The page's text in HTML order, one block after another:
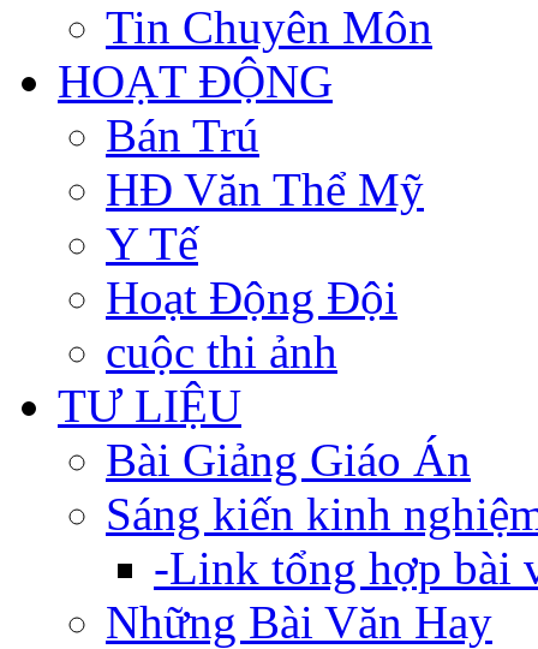
Tin Chuyên Môn
HOẠT ĐỘNG
Bán Trú
HĐ Văn Thể Mỹ
Y Tế
Hoạt Động Đội
cuộc thi ảnh
TƯ LIỆU
Bài Giảng Giáo Án
Sáng kiến kinh
-Link tổng hợp bài
Những Bài Văn Hay